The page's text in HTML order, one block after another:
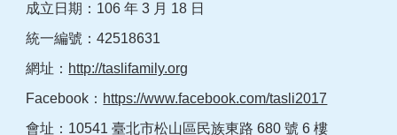
成立日期：106 年 3 月 18 日
統一編號：42518631
網址： http://taslifamily.org
Facebook： https://www.facebook.com/tasli2017
會址：10541 臺北市松山區民族東路 680 號 6 樓